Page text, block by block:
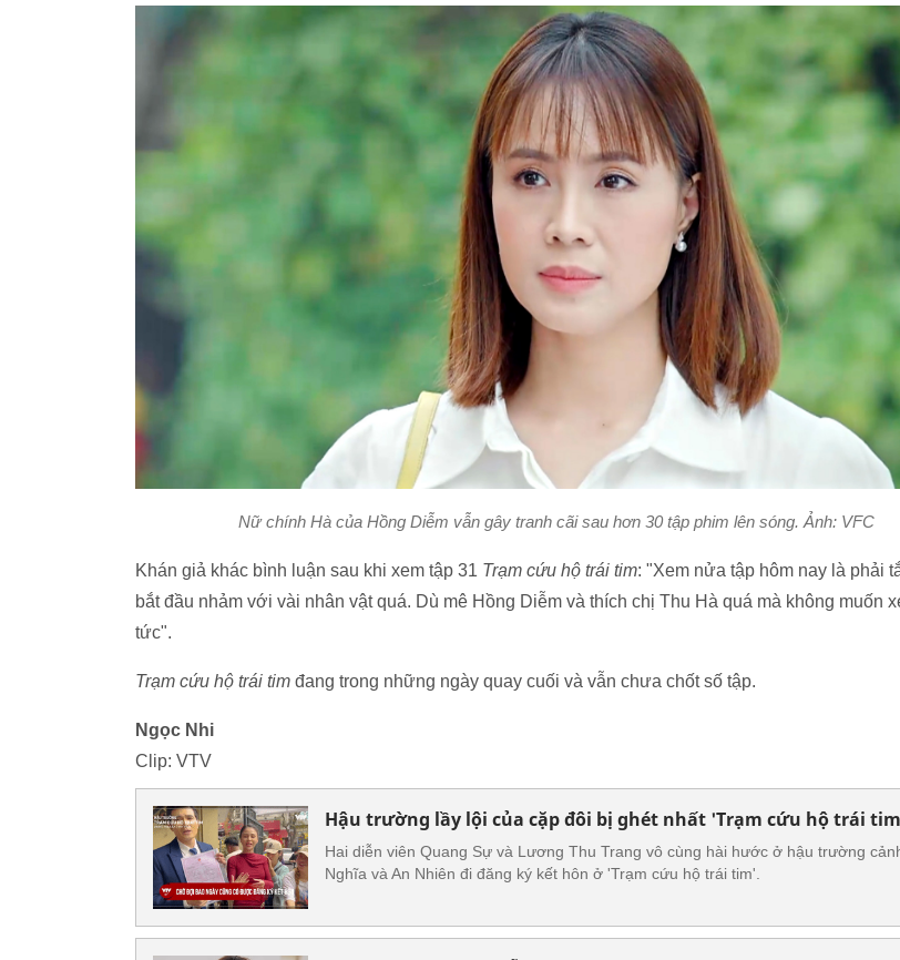
Nữ chính Hà của Hồng Diễm vẫn gây tranh cãi sau hơn 30 tập phim lên sóng. Ảnh: VFC
Khán giả khác bình luận sau khi xem tập 31 Trạm cứu hộ trái tim: "Xem nửa tập hôm nay là phải
bắt đầu nhảm với vài nhân vật quá. Dù mê Hồng Diễm và thích chị Thu Hà quá mà không muốn
tức".
Trạm cứu hộ trái tim đang trong những ngày quay cuối và vẫn chưa chốt số tập.
Ngọc Nhi
Clip: VTV
Hậu trường lầy lội của cặp đôi bị ghét nhất 'Trạm cứu hộ trái
Hai diễn viên Quang Sự và Lương Thu Trang vô cùng hài hước ở hậu trường
Nghĩa và An Nhiên đi đăng ký kết hôn ở 'Trạm cứu hộ trái tim'.